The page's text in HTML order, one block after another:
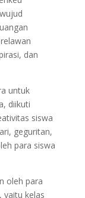
dan
untuk
diikuti
siswa
geguritan,
para siswa
oleh para
yaitu kelas